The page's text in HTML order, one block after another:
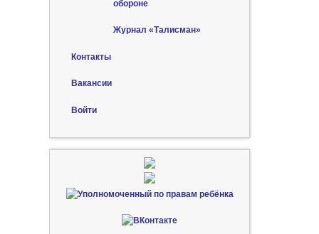
обороне
Журнал «Талисман»
Контакты
Вакансии
Войти